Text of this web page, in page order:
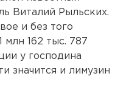
Виталий Рыльских.
и без того
млн 162 тыс. 787
у господина
значится и лимузин